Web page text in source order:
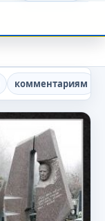
комментариям